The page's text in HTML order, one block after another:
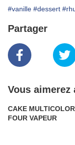
#vanille #dessert
Partager
Vous aimerez
CAKE
FOUR VAPEUR